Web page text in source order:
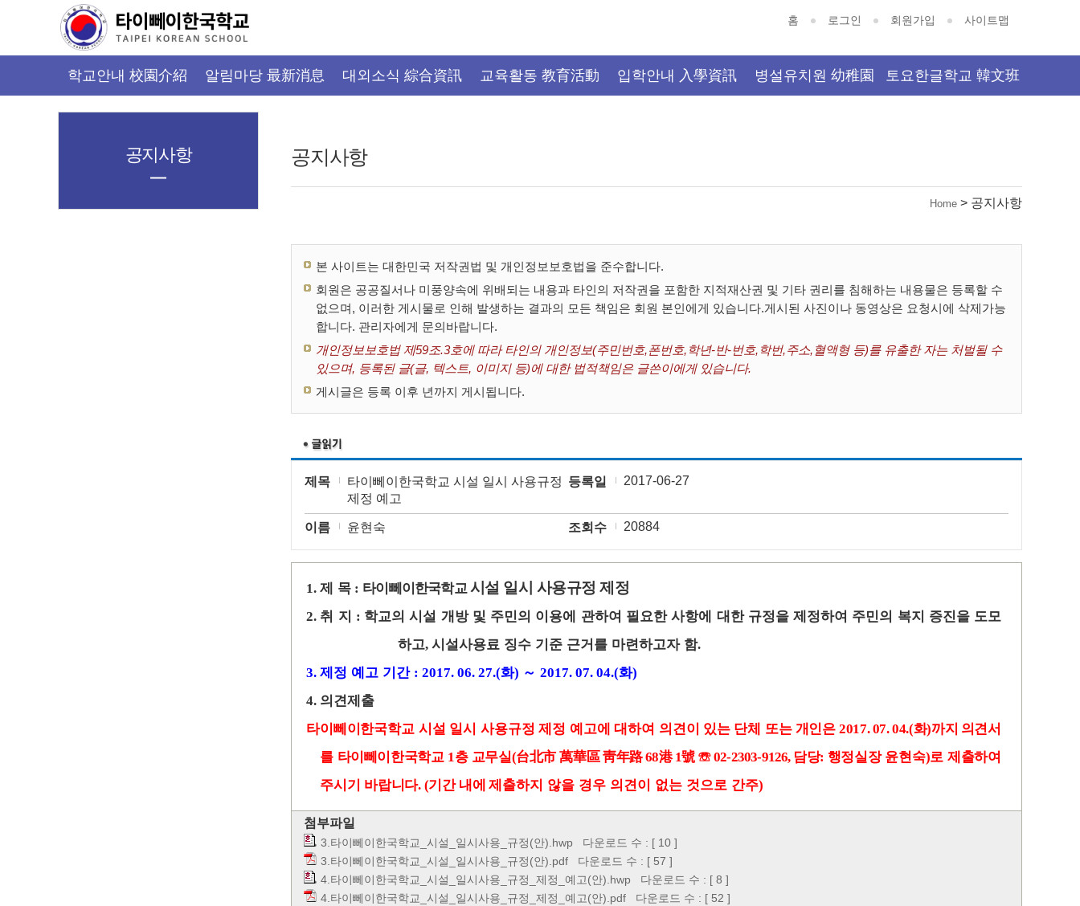
홈 로그인 회원가입 사이트맵
학교안내 校園介紹 알림마당 最新消息 대외소식 綜合資訊 교육활동 教育活動 입학안내 入學資訊 병설유치원 幼稚園 토요한글학교 韓文班
공지사항
Home > 공지사항
본 사이트는 대한민국 저작권법 및 개인정보보호법을 준수합니다.
회원은 공공질서나 미풍양속에 위배되는 내용과 타인의 저작권을 포함한 지적재산권 및 기타 권리를 침해하는 내용물은 등록할 수
없으며, 이러한 게시물로 인해 발생하는 결과의 모든 책임은 회원 본인에게 있습니다.게시된 사진이나 동영상은 요청시에 삭제가능
합니다. 관리자에게 문의바랍니다.
개인정보보호법 제59조.3호에 따라 타인의 개인정보(주민번호,폰번호,학년-반-번호,학번,주소,혈액형 등)를 유출한 자는 처벌될 수
있으며, 등록된 글(글, 텍스트, 이미지 등)에 대한 법적책임은 글쓴이에게 있습니다.
게시글은 등록 이후 년까지 게시됩니다.
제목
타이뻬이한국학교 시설 일시 사용규정
제정 예고
등록일 2017-06-27
이름 윤현숙 조회수 20884
1. 제 목 : 타이뻬이한국학교시설 일시 사용규정 제정
2. 취 지 : 학교의 시설 개방 및 주민의 이용에 관하여 필요한 사항에 대한 규정을 제정하여 주민의 복지 증진을 도모
하고, 시설사용료 징수 기준 근거를 마련하고자 함.
3. 제정 예고 기간 : 2017. 06. 27.(화) ～ 2017. 07. 04.(화)
4. 의견제출
타이뻬이한국학교 시설 일시 사용규정 제정 예고에 대하여 의견이 있는 단체 또는 개인은2017. 07. 04.(화)까지 의견서
를 타이뻬이한국학교 1층 교무실(台北市 萬華區 靑年路68港1號 ☏02-2303-9126, 담당: 행정실장 윤현숙)로 제출하여
주시기 바랍니다. (기간 내에 제출하지 않을 경우 의견이 없는 것으로 간주)
첨부파일
3.타이뻬이한국학교_시설_일시사용_규정(안).hwp 다운로드 수 : [ 10 ]
3.타이뻬이한국학교_시설_일시사용_규정(안).pdf 다운로드 수 : [ 57 ]
4.타이뻬이한국학교_시설_일시사용_규정_제정_예고(안).hwp 다운로드 수 : [ 8 ]
4.타이뻬이한국학교_시설_일시사용_규정_제정_예고(안).pdf 다운로드 수 : [ 52 ]
공지사항